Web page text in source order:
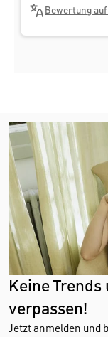
Bewertung
Keine
verpassen!
Jetzt anmelden und